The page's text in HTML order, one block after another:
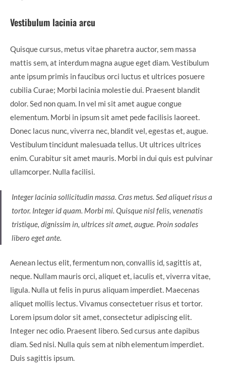
Vestibulum lacinia arcu
Quisque cursus, metus vitae pharetra auctor, sem massa
mattis sem, at interdum magna augue eget diam. Vestibulum
ante ipsum primis in faucibus orci luctus et ultrices posuere
cubilia Curae; Morbi lacinia molestie dui. Praesent blandit
dolor. Sed non quam. In vel mi sit amet augue congue
elementum. Morbi in ipsum sit amet pede facilisis laoreet.
Donec lacus nunc, viverra nec, blandit vel, egestas et, augue.
Vestibulum tincidunt malesuada tellus. Ut ultrices ultrices
enim. Curabitur sit amet mauris. Morbi in dui quis est pulvinar
ullamcorper. Nulla facilisi.
Integer lacinia sollicitudin massa. Cras metus. Sed aliquet risus a
tortor. Integer id quam. Morbi mi. Quisque nisl felis, venenatis
tristique, dignissim in, ultrices sit amet, augue. Proin sodales
libero eget ante.
Aenean lectus elit, fermentum non, convallis id, sagittis at,
neque. Nullam mauris orci, aliquet et, iaculis et, viverra vitae,
ligula. Nulla ut felis in purus aliquam imperdiet. Maecenas
aliquet mollis lectus. Vivamus consectetuer risus et tortor.
Lorem ipsum dolor sit amet, consectetur adipiscing elit.
Integer nec odio. Praesent libero. Sed cursus ante dapibus
diam. Sed nisi. Nulla quis sem at nibh elementum imperdiet.
Duis sagittis ipsum.